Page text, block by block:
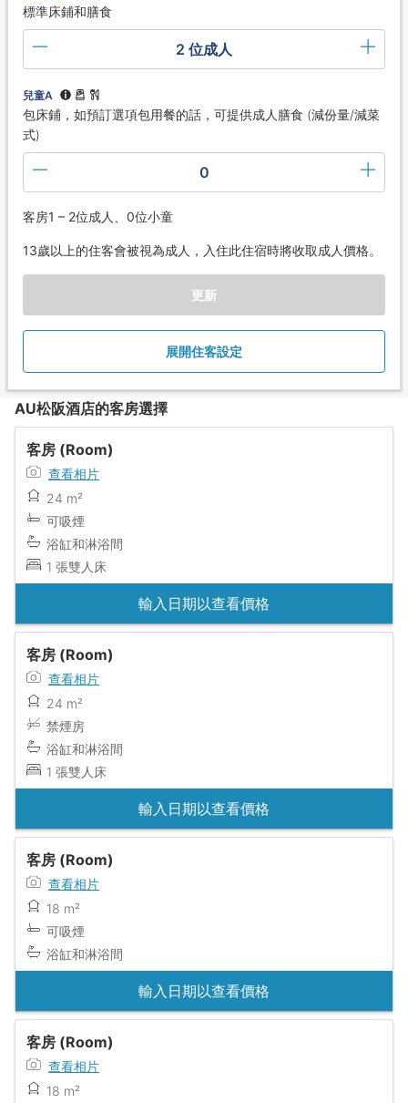
標準床鋪和膳食
2 位成人
兒童A
包床鋪，如預訂選項包用餐的話，可提供成人膳食 (減份量/減菜
式)
0
客房1 – 2位成人、0位小童
13歲以上的住客會被視為成人，入住此住宿時將收取成人價格。
更新
展開住客設定
AU松阪酒店的客房選擇
客房 (Room)
查看相片
24 m²
可吸煙
浴缸和淋浴間
1 張雙人床
輸入日期以查看價格
客房 (Room)
查看相片
24 m²
禁煙房
浴缸和淋浴間
1 張雙人床
輸入日期以查看價格
客房 (Room)
查看相片
18 m²
可吸煙
浴缸和淋浴間
輸入日期以查看價格
客房 (Room)
查看相片
18 m²